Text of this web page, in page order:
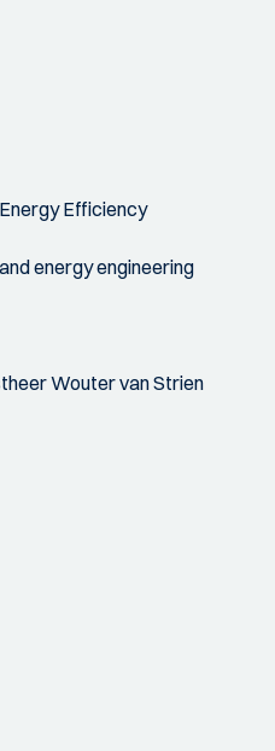
Efficiency
energy engineering
Wouter van Strien